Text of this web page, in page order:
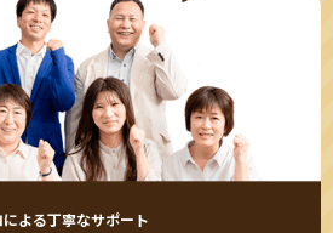
による丁寧なサポート